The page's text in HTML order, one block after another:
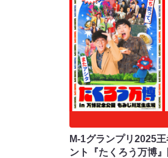
M-1グランプリ2025
ント『たくろう万博